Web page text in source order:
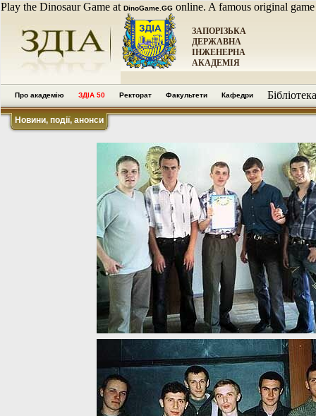
Play the Dinosaur Game at DinoGame.GG online. A famous original
ЗАПОРІЗЬКА
ДЕРЖАВНА
ІНЖЕНЕРНА
АКАДЕМІЯ
Про академію ЗДІА 50 Ректорат Факультети Кафедри Бібліотека
Новини, події, анонси